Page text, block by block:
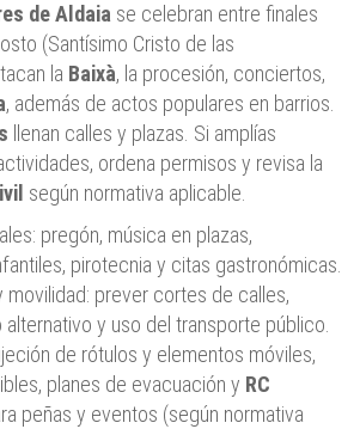
de Aldaia se celebran entre finales
(Santísimo Cristo de las
la Baixà, la procesión, conciertos,
, además de actos populares en barrios.
llenan calles y plazas. Si amplías
ordena permisos y revisa la
según normativa aplicable.
pregón, música en plazas,
pirotecnia y citas gastronómicas.
movilidad: prever cortes de calles,
alternativo y uso del transporte público.
de rótulos y elementos móviles,
planes de evacuación y RC
peñas y eventos (según normativa